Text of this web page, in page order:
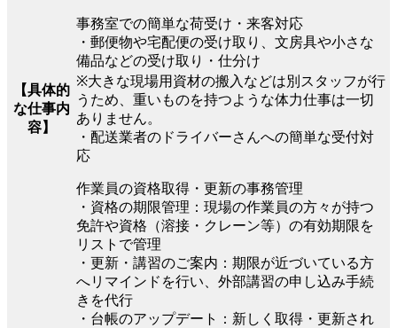
【具体的
な仕事内
容】
事務室での簡単な荷受け・来客対応
・郵便物や宅配便の受け取り、文房具や小さな
備品などの受け取り・仕分け
※大きな現場用資材の搬入などは別スタッフが行
うため、重いものを持つような体力仕事は一切
ありません。
・配送業者のドライバーさんへの簡単な受付対
応
作業員の資格取得・更新の事務管理
・資格の期限管理：現場の作業員の方々が持つ
免許や資格（溶接・クレーン等）の有効期限を
リストで管理
・更新・講習のご案内：期限が近づいている方
へリマインドを行い、外部講習の申し込み手続
きを代行
・台帳のアップデート：新しく取得・更新され